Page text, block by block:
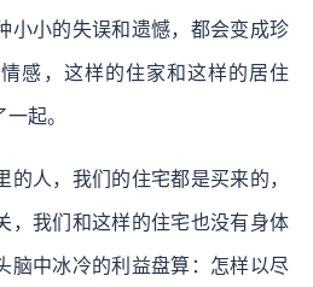
小小的失误和遗憾，都会变成珍
感，这样的住家和这样的居住
起。
的人，我们的住宅都是买来的，
，我们和这样的住宅也没有身体
脑中冰冷的利益盘算：怎样以尽